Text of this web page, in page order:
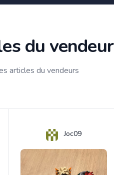
du vendeur
articles du vendeurs
Joc09